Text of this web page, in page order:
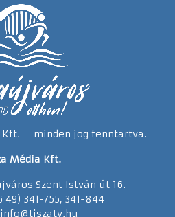
Kft. – minden jog fenntartva.
Média Kft.
Szent István út 16.
341-755, 341-844
info@tiszatv.hu